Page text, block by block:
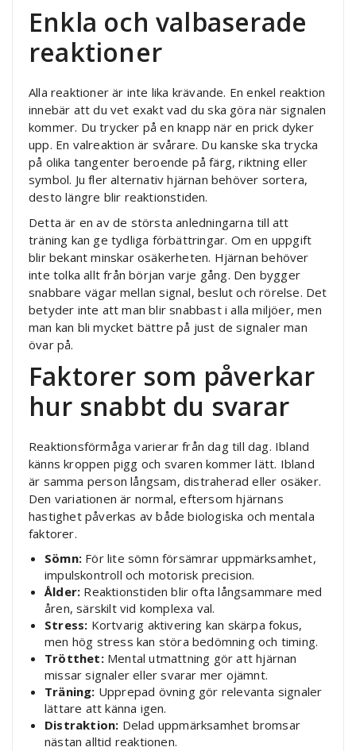
Enkla och valbaserade
reaktioner
Alla reaktioner är inte lika krävande. En enkel reaktion
innebär att du vet exakt vad du ska göra när signalen
kommer. Du trycker på en knapp när en prick dyker
upp. En valreaktion är svårare. Du kanske ska trycka
på olika tangenter beroende på färg, riktning eller
symbol. Ju fler alternativ hjärnan behöver sortera,
desto längre blir reaktionstiden.
Detta är en av de största anledningarna till att
träning kan ge tydliga förbättringar. Om en uppgift
blir bekant minskar osäkerheten. Hjärnan behöver
inte tolka allt från början varje gång. Den bygger
snabbare vägar mellan signal, beslut och rörelse. Det
betyder inte att man blir snabbast i alla miljöer, men
man kan bli mycket bättre på just de signaler man
övar på.
Faktorer som påverkar
hur snabbt du svarar
Reaktionsförmåga varierar från dag till dag. Ibland
känns kroppen pigg och svaren kommer lätt. Ibland
är samma person långsam, distraherad eller osäker.
Den variationen är normal, eftersom hjärnans
hastighet påverkas av både biologiska och mentala
faktorer.
Sömn: För lite sömn försämrar uppmärksamhet,
impulskontroll och motorisk precision.
Ålder: Reaktionstiden blir ofta långsammare med
åren, särskilt vid komplexa val.
Stress: Kortvarig aktivering kan skärpa fokus,
men hög stress kan störa bedömning och timing.
Trötthet:Mental utmattning gör att hjärnan
missar signaler eller svarar mer ojämnt.
Träning: Upprepad övning gör relevanta signaler
lättare att känna igen.
Distraktion: Delad uppmärksamhet bromsar
nästan alltid reaktionen.